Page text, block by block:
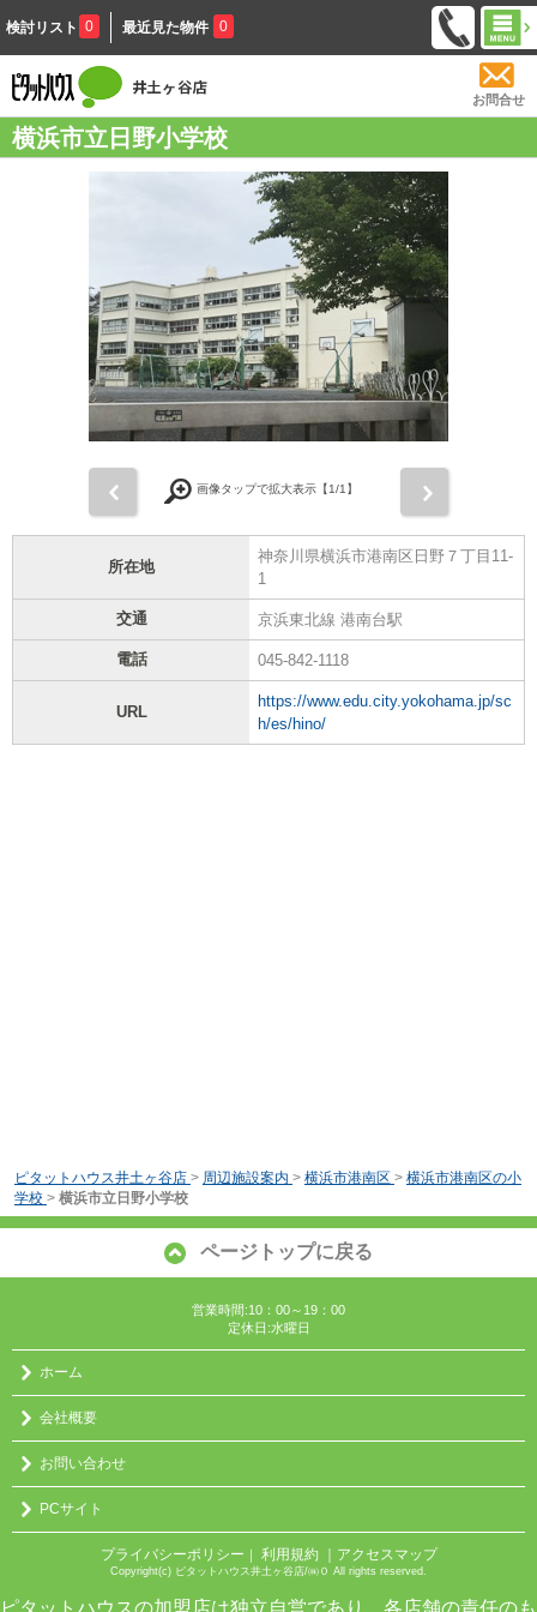
検討リスト 0 最近見た物件 0
お問合せ
横浜市立日野小学校
画像タップで拡大表示【1/1】
所在地
神奈川県横浜市港南区日野７丁目11-
1
交通 京浜東北線 港南台駅
電話 045-842-1118
URL
https://www.edu.city.yokohama.jp/sc
h/es/hino/
ピタットハウス井土ヶ谷店 > 周辺施設案内 > 横浜市港南区 > 横浜市港南区の小
学校 > 横浜市立日野小学校
ページトップに戻る
営業時間:10：00～19：00
定休日:水曜日
ホーム
会社概要
お問い合わせ
PCサイト
プライバシーポリシー ｜ 利用規約 ｜アクセスマップ
Copyright(c) ピタットハウス井土ヶ谷店/㈱０ All rights reserved.
ピタットハウスの加盟店は独立自営であり、各店舗の責任のも